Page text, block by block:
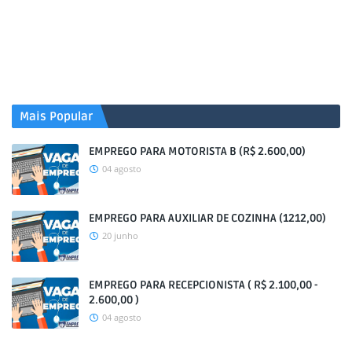
Mais Popular
EMPREGO PARA MOTORISTA B (R$ 2.600,00)
04 agosto
EMPREGO PARA AUXILIAR DE COZINHA (1212,00)
20 junho
EMPREGO PARA RECEPCIONISTA ( R$ 2.100,00 -
2.600,00 )
04 agosto